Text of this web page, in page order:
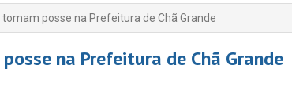
posse na Prefeitura de Chã Grande
na Prefeitura de Chã Grande